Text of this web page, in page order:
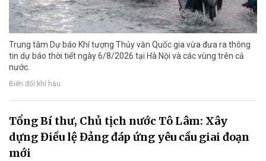
Trung tâm Dự báo Khí tượng Thủy văn Quốc gia vừa đưa ra thông
tin dự báo thời tiết ngày 6/8/2026 tại Hà Nội và các vùng trên cả
nước.
Biến đổi khí hậu
Tổng Bí thư, Chủ tịch nước Tô Lâm: Xây
dựng Điều lệ Đảng đáp ứng yêu cầu giai đoạn
mới